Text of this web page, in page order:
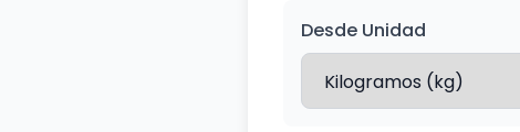
Desde Unidad